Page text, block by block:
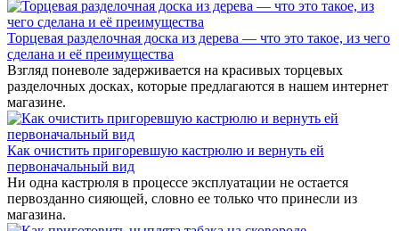
Торцевая разделочная доска из дерева — что это такое, из чего
сделана и её преимущества
Взгляд поневоле задерживается на красивых торцевых
разделочных досках, которые предлагаются в нашем интернет
магазине.
Как очистить пригоревшую кастрюлю и вернуть ей
первоначальный вид
Ни одна кастрюля в процессе эксплуатации не остается
первозданно сияющей, словно ее только что принесли из
магазина.